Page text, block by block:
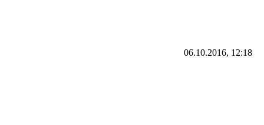
06.10.2016, 12:18